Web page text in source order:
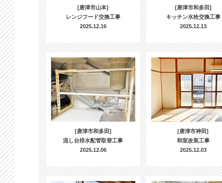
[唐津市山本]
レンジフード交換工事
2025.12.16
[唐津市和多田]
キッチン水栓交換工事
2025.12.13
[唐津市和多田]
流し台排水配管取替工事
2025.12.06
[唐津市神田]
和室改装工事
2025.12.03